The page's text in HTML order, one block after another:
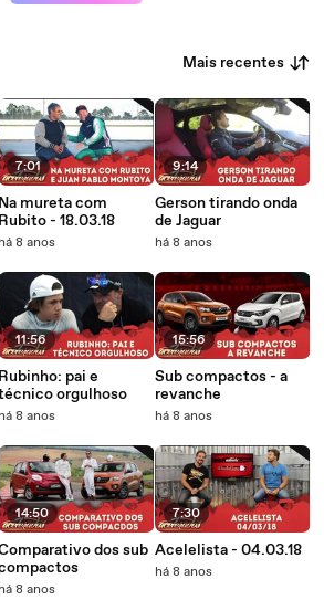
Mais recentes
7:01
Na mureta com
Rubito - 18.03.18
há 8 anos
11:56
Rubinho: pai e
orgulhoso
há 8 anos
14:50
dos sub
há 8 anos
9:14
Gerson tirando onda
de Jaguar
há 8 anos
15:56
Sub compactos - a
revanche
há 8 anos
7:30
Acelelista - 04.03.18
há 8 anos